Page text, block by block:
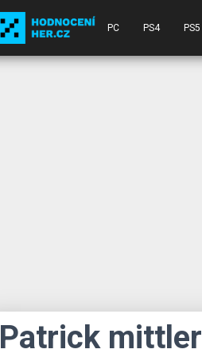
PC PS4 PS5
Patrick mittler